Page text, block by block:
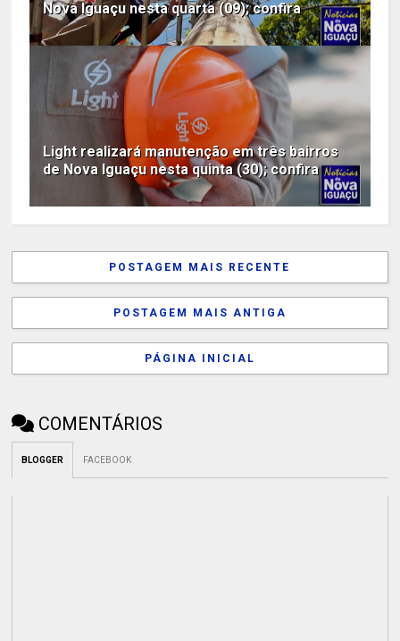
Nova Iguaçu nesta quarta (09); confira
Light realizará manutenção em três bairros
de Nova Iguaçu nesta quinta (30); confira
POSTAGEM MAIS RECENTE
POSTAGEM MAIS ANTIGA
PÁGINA INICIAL
COMENTÁRIOS
BLOGGER FACEBOOK